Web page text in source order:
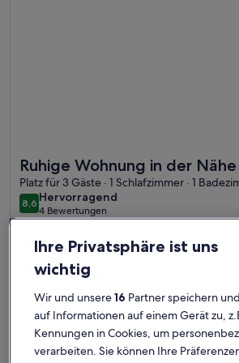
Ruhige Wohnung in der
Kopenhagen
Platz für 3 Gäste · 1 Schlafzimmer · 1
8,68,6 von 10
Hervorragend
hervorragend
4 Bewertungen
(4
Søborg:
Top-Bewertung
Weitere Infos zu Charming
Ihre Privatsphäre ist uns
wichtig
Wir und unsere16 Partner speichern
auf Informationen auf einem Gerät zu,
Kennungen in Cookies, um
verarbeiten. Sie können Ihre